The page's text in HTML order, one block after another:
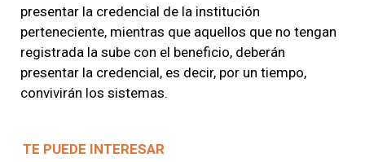
presentar la credencial de la institución
perteneciente, mientras que aquellos que no tengan
registrada la sube con el beneficio, deberán
presentar la credencial, es decir, por un tiempo,
convivirán los sistemas.
TE PUEDE INTERESAR